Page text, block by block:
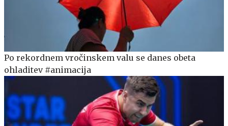
Po rekordnem vročinskem valu se danes obeta
ohladitev #animacija